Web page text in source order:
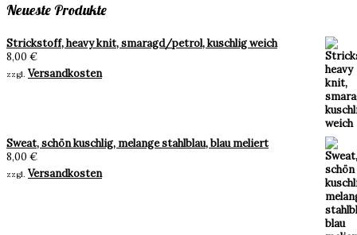
Neueste Produkte
Strickstoff, heavy knit, smaragd/petrol, kuschlig weich
8,00 €
zzgl. Versandkosten
Sweat, schön kuschlig, melange stahlblau, blau meliert
8,00 €
zzgl. Versandkosten